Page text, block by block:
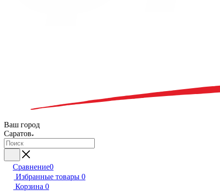
Ваш город
Саратов
Сравнение0
Избранные товары 0
Корзина 0